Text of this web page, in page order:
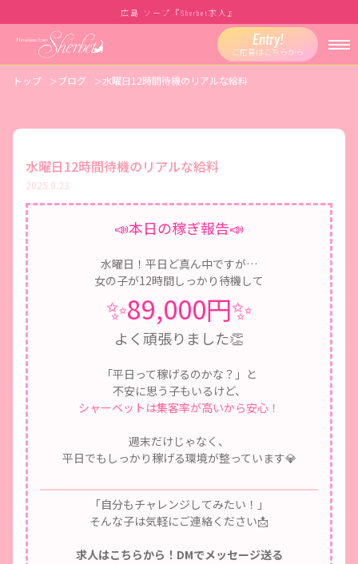
広島 ソープ『Sherbet求人』
Entry!
ご応募はこちらから
トップ ブログ 水曜日12時間待機のリアルな給料
水曜日12時間待機のリアルな給料
2025.8.23
📣本日の稼ぎ報告📣
水曜日！平日ど真ん中ですが…
女の子が12時間しっかり待機して
✨89,000円✨
よく頑張りました👏
「平日って稼げるのかな？」と
不安に思う子もいるけど、
シャーベットは集客率が高いから安心！
週末だけじゃなく、
平日でもしっかり稼げる環境が整っています💎
「自分もチャレンジしてみたい！」
そんな子は気軽にご連絡ください📩
求人はこちらから！DMでメッセージ送る